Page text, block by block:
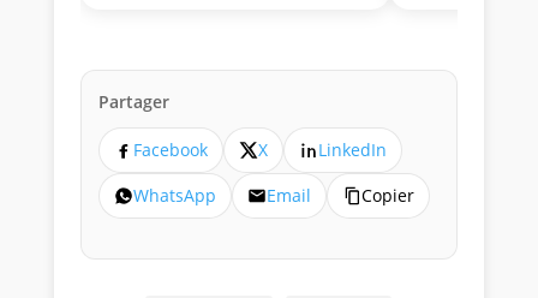
Partager
Facebook X
LinkedIn
WhatsApp
Email Copier